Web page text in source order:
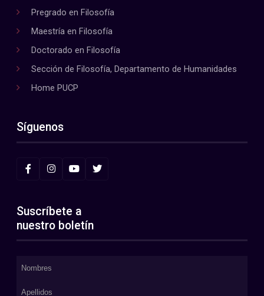
Pregrado en Filosofía
Maestría en Filosofía
Doctorado en Filosofía
Sección de Filosofía, Departamento de Humanidades
Home PUCP
Síguenos
Suscríbete a
nuestro boletín